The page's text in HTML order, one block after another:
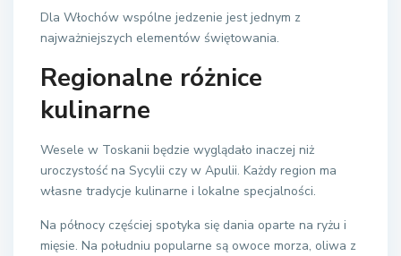
Dla Włochów wspólne jedzenie jest jednym z
najważniejszych elementów świętowania.
Regionalne różnice
kulinarne
Wesele w Toskanii będzie wyglądało inaczej niż
uroczystość na Sycylii czy w Apulii. Każdy region ma
własne tradycje kulinarne i lokalne specjalności.
Na północy częściej spotyka się dania oparte na ryżu i
mięsie. Na południu popularne są owoce morza, oliwa z